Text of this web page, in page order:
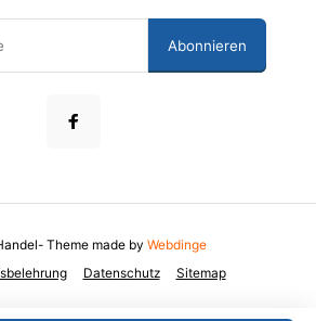
Abonnieren
Datenschutz Sitemap
- Theme made by Webdinge